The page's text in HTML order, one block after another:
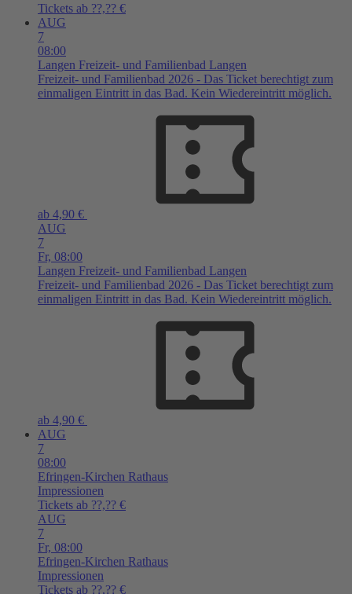
Tickets ab ??,?? €
AUG
7
08:00
Langen Freizeit- und Familienbad Langen
Freizeit- und Familienbad 2026 - Das Ticket berechtigt zum
einmaligen Eintritt in das Bad. Kein Wiedereintritt möglich.
ab 4,90 €
AUG
7
Fr, 08:00
Langen Freizeit- und Familienbad Langen
Freizeit- und Familienbad 2026 - Das Ticket berechtigt zum
einmaligen Eintritt in das Bad. Kein Wiedereintritt möglich.
ab 4,90 €
AUG
7
08:00
Efringen-Kirchen Rathaus
Impressionen
Tickets ab ??,?? €
AUG
7
Fr, 08:00
Efringen-Kirchen Rathaus
Impressionen
Tickets ab ??,?? €